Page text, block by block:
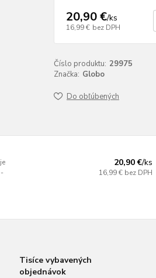
20,90 €/ks
16,99 € bez DPH
Číslo produktu: 29975
Značka: Globo
Do obľúbených
20,90 €/ks
16,99 € bez DPH
Tisíce vybavených
objednávok